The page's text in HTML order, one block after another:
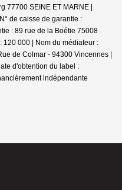
77700 SEINE ET MARNE |
de caisse de garantie :
: 89 rue de la Boétie 75008
120 000 | Nom du médiateur :
de Colmar - 94300 Vincennes |
d'obtention du label :
indépendante